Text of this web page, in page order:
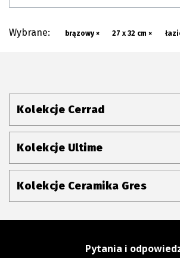
Wybrane: brązowy × 27 x 32 cm ×
Kolekcje Cerrad
Kolekcje Ultime
Kolekcje Ceramika Gres
Pytania i